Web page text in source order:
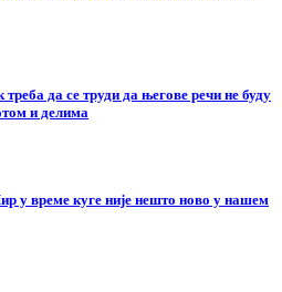
да се труди да његове речи не буду
и делима
у време куге није нешто ново у нашем